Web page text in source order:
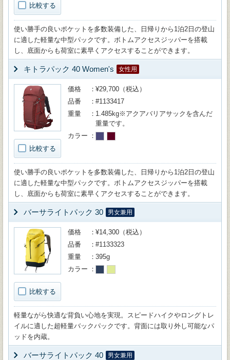
比較する
使い勝手の良いポケットを多数装備した、日帰りから1泊2日の登山
に適した軽量な中型パックです。ボトムアクセスジッパーを搭載
し、底面からも荷室に素早くアクセスすることができます。
キトラパック 40 Women's 女性用
比較する
価格
¥29,700（税込）
品番
#1133417
重量
1.485kg※アクアバリアサックを含んだ
重量です。
カラー
使い勝手の良いポケットを多数装備した、日帰りから1泊2日の登山
に適した軽量な中型パックです。ボトムアクセスジッパーを搭載
し、底面からも荷室に素早くアクセスすることができます。
バーサライトパック 30 男女兼用
比較する
価格
¥14,300（税込）
品番
#1133323
重量
395g
カラー
軽量ながら快適な背負い心地を実現。スピードハイクやロングトレ
イルに適した超軽量バックパックです。背面には取り外し可能なパ
ッドを内蔵。
バーサライトパック 40 男女兼用